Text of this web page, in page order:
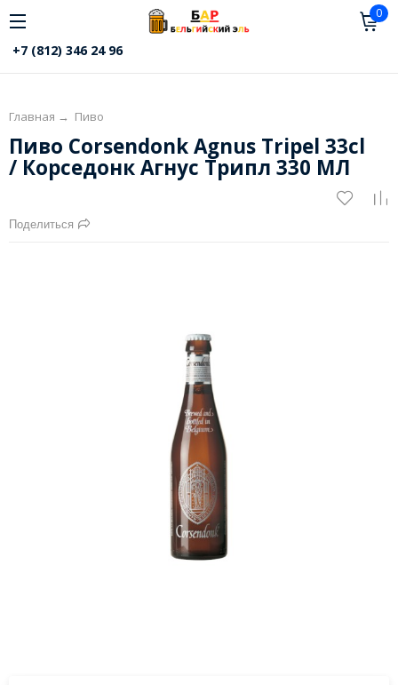
0
+7 (812) 346 24 96
Главная → Пиво
Пиво Corsendonk Agnus Tripel 33cl
/ Корседонк Агнус Трипл 330 МЛ
Поделиться